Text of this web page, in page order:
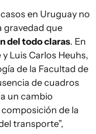
en Uruguay no
gravedad que
del todo claras. En
Luis Carlos Heuhs,
de la Facultad de
de cuadros
un cambio
de la
transporte”,